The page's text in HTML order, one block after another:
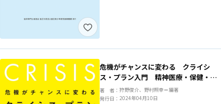
危機がチャンスに変わる クライシ
ス・プラン入門 精神医療・保健・福
祉実践で明日から使える協働プラン
著 者： 狩野俊介、野村照幸＝編著
発行日： 2024年04月10日